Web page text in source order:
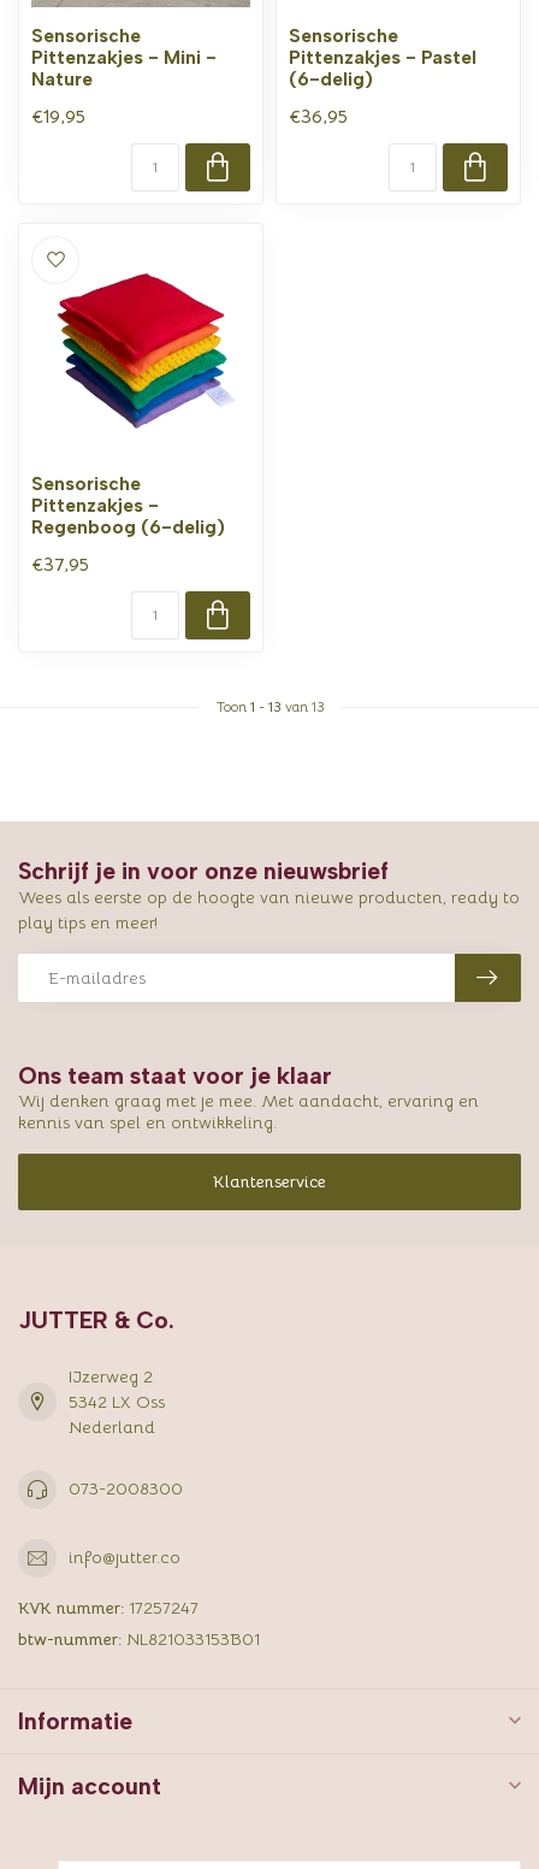
Sensorische
Pittenzakjes - Mini -
Nature
€19,95
Sensorische
Pittenzakjes - Pastel
(6-delig)
€36,95
Sensorische
Pittenzakjes -
Regenboog (6-delig)
€37,95
Toon 1 - 13 van 13
Ons team staat voor je klaar
Wij denken graag met je mee. Met aandacht, ervaring en
kennis van spel en ontwikkeling.
Klantenservice
Schrijf je in voor onze nieuwsbrief
Wees als eerste op de hoogte van nieuwe producten, ready to
play tips en meer!
JUTTER & Co.
IJzerweg 2
5342 LX Oss
Nederland
073-2008300
info@jutter.co
KVK nummer: 17257247
btw-nummer: NL821033153B01
Informatie
Mijn account